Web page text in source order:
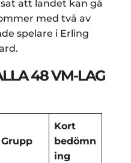
att landet kan gå
med två av
spelare i Erling
48 VM-LAG
Grupp
Kort
bedömn
ing